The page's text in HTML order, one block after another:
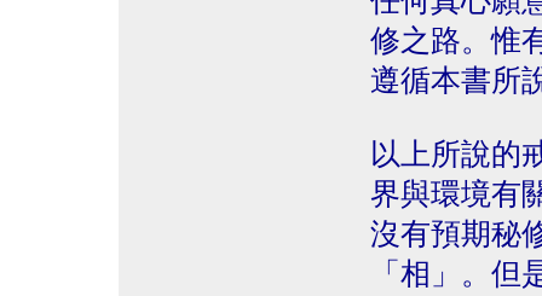
修之路。惟
遵循本書所
以上所說的
界與環境有
沒有預期秘
「相」。